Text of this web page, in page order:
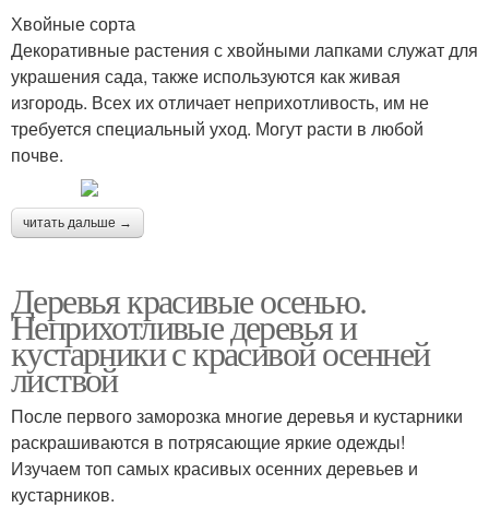
Хвойные сорта
Декоративные растения с хвойными лапками служат для
украшения сада, также используются как живая
изгородь. Всех их отличает неприхотливость, им не
требуется специальный уход. Могут расти в любой
почве.
читать дальше →
Деревья красивые осенью.
Неприхотливые деревья и
кустарники с красивой осенней
листвой
После первого заморозка многие деревья и кустарники
раскрашиваются в потрясающие яркие одежды!
Изучаем топ самых красивых осенних деревьев и
кустарников.